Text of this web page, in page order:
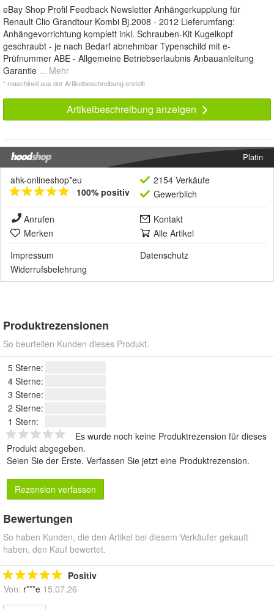
eBay Shop Profil Feedback Newsletter Anhängerkupplung für
Renault Clio Grandtour Kombi Bj.2008 - 2012 Lieferumfang:
Anhängevorrichtung komplett inkl. Schrauben-Kit Kugelkopf
geschraubt - je nach Bedarf abnehmbar Typenschild mit e-
Prüfnummer ABE - Allgemeine Betriebserlaubnis Anbauanleitung
Garantie ... Mehr
* maschinell aus der Artikelbeschreibung erstellt
Artikelbeschreibung anzeigen
Platin
ahk-onlineshop*eu
100% positiv
2154 Verkäufe
Gewerblich
Anrufen
Kontakt
Merken
Alle Artikel
Impressum
Datenschutz
Widerrufsbelehrung
Produktrezensionen
So beurteilen Kunden dieses Produkt.
5 Sterne:
4 Sterne:
3 Sterne:
2 Sterne:
1 Stern:
Es wurde noch keine Produktrezension für dieses
Produkt abgegeben.
Seien Sie der Erste. Verfassen Sie jetzt eine Produktrezension.
Rezension verfassen
Bewertungen
So haben Kunden, die den Artikel bei diesem Verkäufer gekauft
haben, den Kauf bewertet.
Positiv
Von: r***e 15.07.26